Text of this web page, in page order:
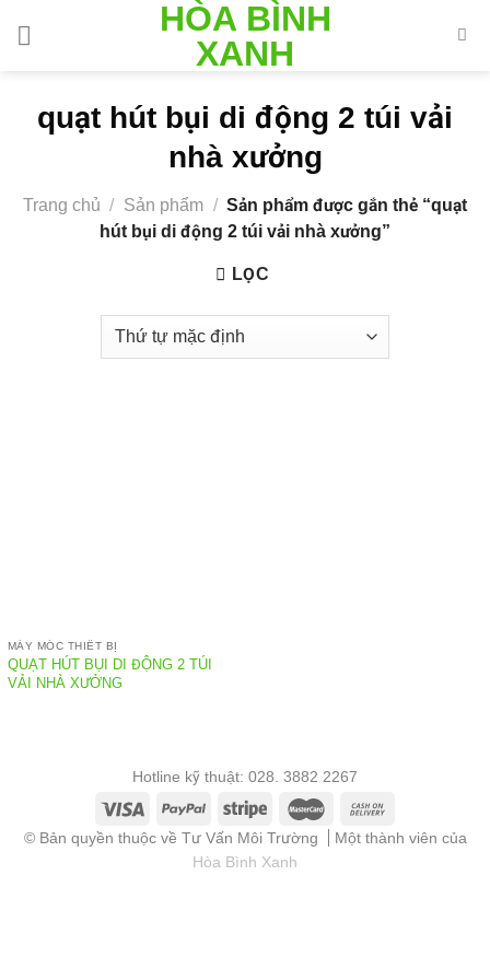
HÒA BÌNH
XANH
quạt hút bụi di động 2 túi vải
nhà xưởng
Trang chủ / Sản phẩm / Sản phẩm được gắn thẻ “quạt
hút bụi di động 2 túi vải nhà xưởng”
LỌC
MÁY MÓC THIẾT BỊ
QUẠT HÚT BỤI DI ĐỘNG 2 TÚI
VẢI NHÀ XƯỞNG
Hotline kỹ thuật: 028. 3882 2267
© Bản quyền thuộc về Tư Vấn Môi Trường
Một thành viên của
Hòa Bình Xanh